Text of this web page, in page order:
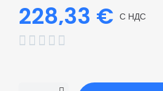
228,33 € С НДС
    